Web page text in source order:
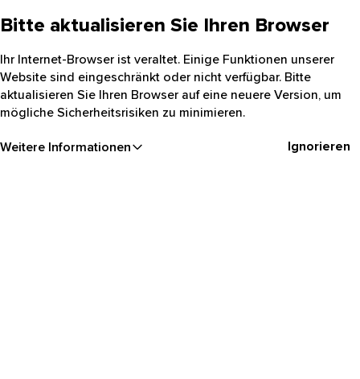
Bitte aktualisieren Sie Ihren Browser
Ihr Internet-Browser ist veraltet. Einige Funktionen unserer
Website sind eingeschränkt oder nicht verfügbar. Bitte
aktualisieren Sie Ihren Browser auf eine neuere Version, um
mögliche Sicherheitsrisiken zu minimieren.
Weitere Informationen Ignorieren